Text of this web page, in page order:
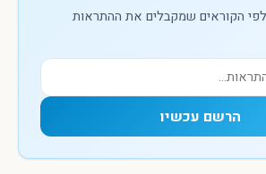
הקוראים שמקבלים את ההתראות
הרשם עכשיו